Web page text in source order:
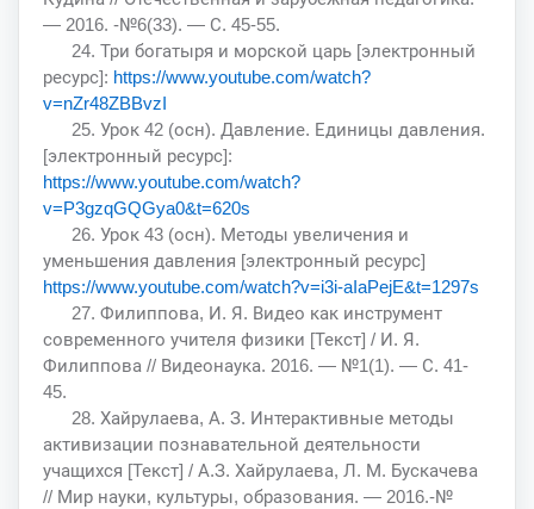
— 2016. -№6(33). — С. 45-55.
24. Три богатыря и морской царь [электронный
ресурс]: https://www.youtube.com/watch?
v=nZr48ZBBvzI
25. Урок 42 (осн). Давление. Единицы давления.
[электронный ресурс]:
https://www.youtube.com/watch?
v=P3gzqGQGya0&t=620s
26. Урок 43 (осн). Методы увеличения и
уменьшения давления [электронный ресурс]
https://www.youtube.com/watch?v=i3i-aIaPejE&t=1297s
27. Филиппова, И. Я. Видео как инструмент
современного учителя физики [Текст] / И. Я.
Филиппова // Видеонаука. 2016. — №1(1). — С. 41-
45.
28. Хайрулаева, А. З. Интерактивные методы
активизации познавательной деятельности
учащихся [Текст] / А.З. Хайрулаева, Л. М. Бускачева
// Мир науки, культуры, образования. — 2016.-№